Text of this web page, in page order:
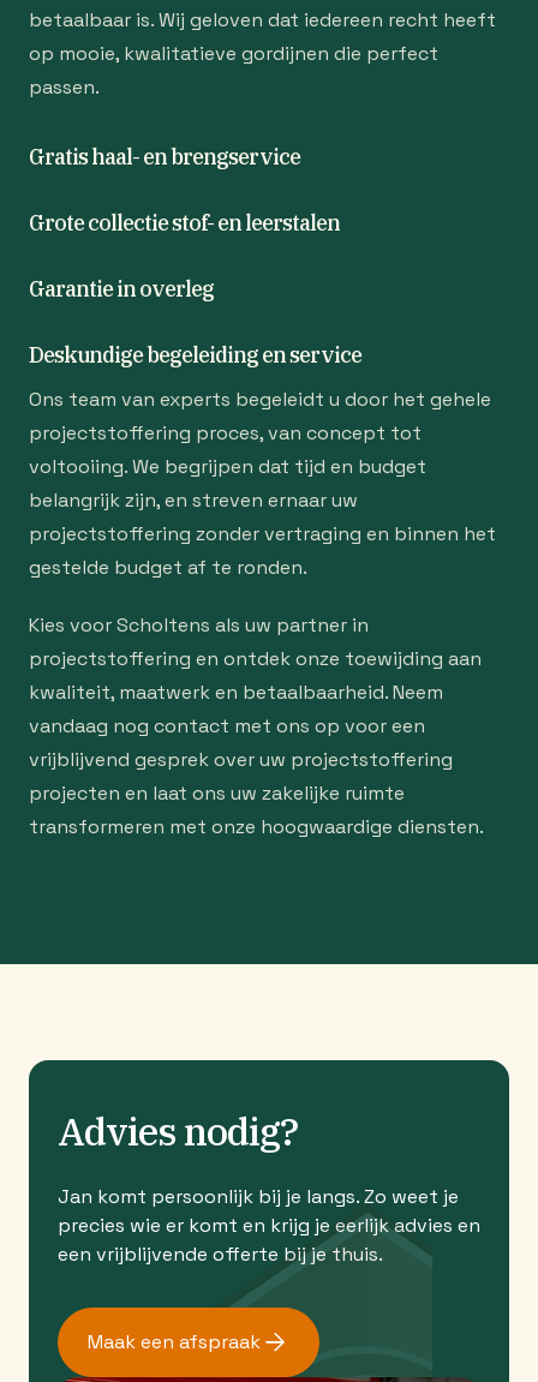
betaalbaar is. Wij geloven dat iedereen recht heeft
op mooie, kwalitatieve gordijnen die perfect
passen.
Gratis haal- en brengservice
Grote collectie stof- en leerstalen
Garantie in overleg
Deskundige begeleiding en service
Ons team van experts begeleidt u door het gehele
projectstoffering proces, van concept tot
voltooiing. We begrijpen dat tijd en budget
belangrijk zijn, en streven ernaar uw
projectstoffering zonder vertraging en binnen het
gestelde budget af te ronden.
Kies voor Scholtens als uw partner in
projectstoffering en ontdek onze toewijding aan
kwaliteit, maatwerk en betaalbaarheid. Neem
vandaag nog contact met ons op voor een
vrijblijvend gesprek over uw projectstoffering
projecten en laat ons uw zakelijke ruimte
transformeren met onze hoogwaardige diensten.
Advies nodig?
Jan komt persoonlijk bij je langs. Zo weet je
precies wie er komt en krijg je eerlijk advies en
een vrijblijvende offerte bij je thuis.
Maak een afspraak